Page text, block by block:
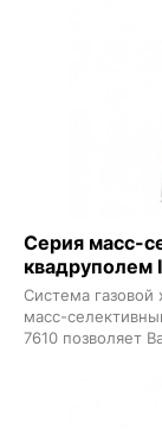
Серия масс-
квадруполем
Система
масс-
7610 позволяет
процессы и